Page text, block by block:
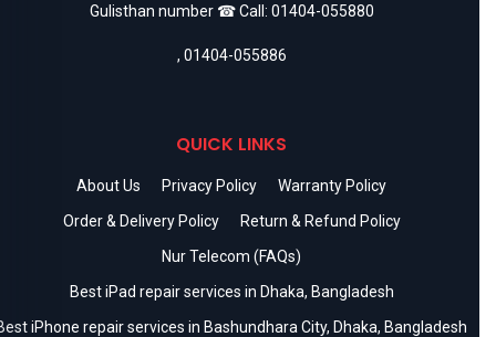
Gulisthan number ☎ Call: 01404-055880
, 01404-055886
QUICK LINKS
About Us Privacy Policy
Warranty Policy
Order & Delivery Policy
Return & Refund Policy
Nur Telecom (FAQs)
Best iPad repair services in Dhaka, Bangladesh
iPhone repair services in Bashundhara City, Dhaka, Bangladesh